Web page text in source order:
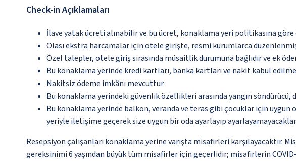
Check-in Açıklamaları
İlave yatak ücreti alınabilir ve bu ücret, konaklama yeri politikasına
Olası ekstra harcamalar için otele girişte, resmi kurumlarca
Özel talepler, otele giriş sırasında müsaitlik durumuna bağlıdır ve ek
Bu konaklama yerinde kredi kartları, banka kartları ve nakit kabul
Nakitsiz ödeme imkânı mevcuttur
Bu konaklama yerindeki güvenlik özellikleri arasında yangın
Bu konaklama yerinde balkon, veranda ve teras gibi çocuklar için uygun
yeriyle iletişime geçerek size uygun bir oda ayarlayıp
Resepsiyon çalışanları konaklama yerine varışta misafirleri karşılayacaktır.
gereksinimi 6 yaşından büyük tüm misafirler için geçerlidir; misafirlerin